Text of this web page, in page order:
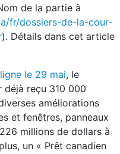
de la partie à
fr/dossiers-de-la-cour-
). Détails dans cet article
le 29 mai, le
reçu 310 000
améliorations
et fenêtres, panneaux
millions de dollars à
un « Prêt canadien